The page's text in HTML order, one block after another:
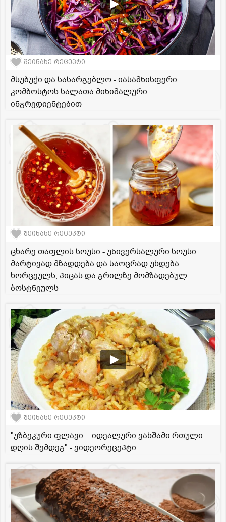
შეინახე რეცეპტი
მსუბუქი და სასარგებლო - იასამნისფერი
კომბოსტოს სალათა მინიმალური
ინგრედიენტებით
შეინახე რეცეპტი
ცხარე თაფლის სოუსი - უნივერსალური სოუსი
მარტივად მზადდება და საოცრად უხდება
ხორცეულს, პიცას და გრილზე მომზადებულ
ბოსტნეულს
შეინახე რეცეპტი
"უზბეკური ფლავი – იდეალური ვახშამი რთული
დღის შემდეგ" - ვიდეორეცეპტი